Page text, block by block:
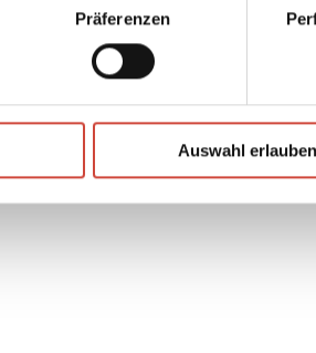
Präferenzen
Auswahl erlauben
Foto: © Catalina Kulczar